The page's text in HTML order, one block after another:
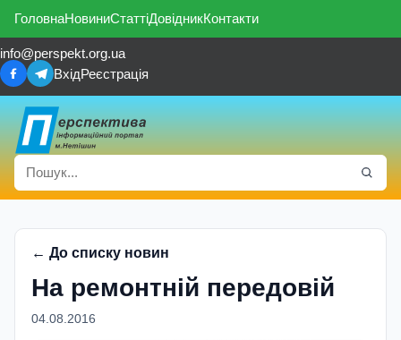
ГоловнаНовиниСтаттіДовідникКонтакти
info@perspekt.org.ua
ВхідРеєстрація
← До списку новин
На ремонтнiй передовiй
04.08.2016